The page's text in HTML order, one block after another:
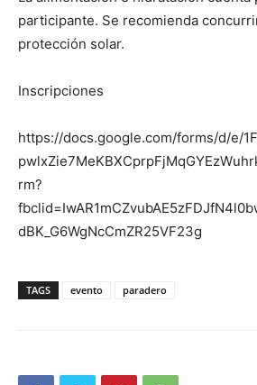
participante. Se recomienda
protección solar.
Inscripciones
https://docs.google.com/forms/d/e/
rm?
dBK_G6WgNcCmZR25VF23g
TAGS evento paradero